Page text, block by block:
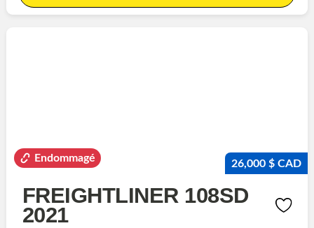
Endommagé 26,000 $ CAD
FREIGHTLINER 108SD
2021